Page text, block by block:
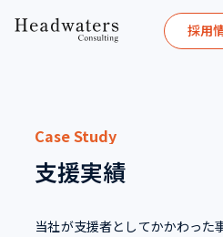
採用
Case Study
支援実績
当社が支援者としてかかわった